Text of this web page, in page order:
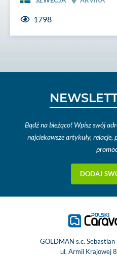
1798
Bądź na bieżąco! Wpisz swój
najciekawsze artykuły,
DODAJ
GOLDMAN s.c.
ul. Armii Krajowej